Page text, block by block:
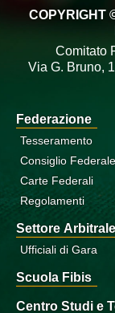
COPYRIGHT
Comitato
Via G. Bruno,
Federazione
Tesseramento
Consiglio Federale
Carte Federali
Regolamenti
Settore Arbitrale
Ufficiali di Gara
Scuola Fibis
Centro Studi e